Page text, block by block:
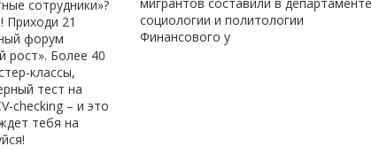
сотрудники»?
Приходи 21
форум
рост». Более 40
классы,
тест на
checking – и это
тебя на
социологии и политологии
Финансового у